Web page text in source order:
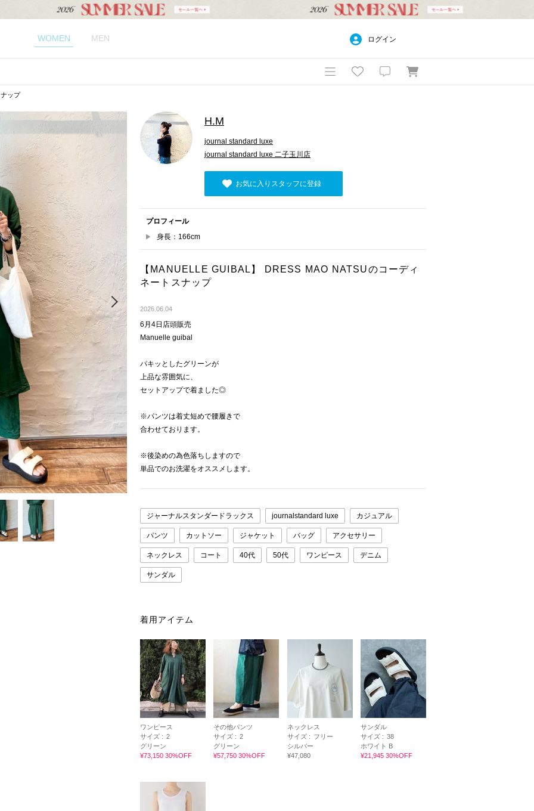
WOMEN MEN ログイン
ップ
H.M
journal standard luxe
journal standard luxe 二子玉川店
お気に入りスタッフに登録
プロフィール
身長：166cm
【MANUELLE GUIBAL】 DRESS MAO NATSUのコーディ
ネートスナップ
2026.06.04
6月4日店頭販売
Manuelle guibal
パキッとしたグリーンが
上品な雰囲気に、
セットアップで着ました◎
※パンツは着丈短めで腰履きで
合わせております。
※後染めの為色落ちしますので
単品でのお洗濯をオススメします。
ジャーナルスタンダードラックス journalstandard luxe カジュアル
パンツ カットソー ジャケット バッグ アクセサリー
ネックレス コート 40代 50代 ワンピース デニム
サンダル
着用アイテム
ワンピース
サイズ : 2
グリーン
¥73,150 30%OFF
その他パンツ
サイズ : 2
グリーン
¥57,750 30%OFF
ネックレス
サイズ : フリー
シルバー
¥47,080
サンダル
サイズ : 38
ホワイト B
¥21,945 30%OFF